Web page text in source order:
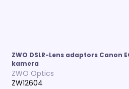
ZWO DSLR-Lens adaptors Canon
kamera
ZWO Optics
ZW12604